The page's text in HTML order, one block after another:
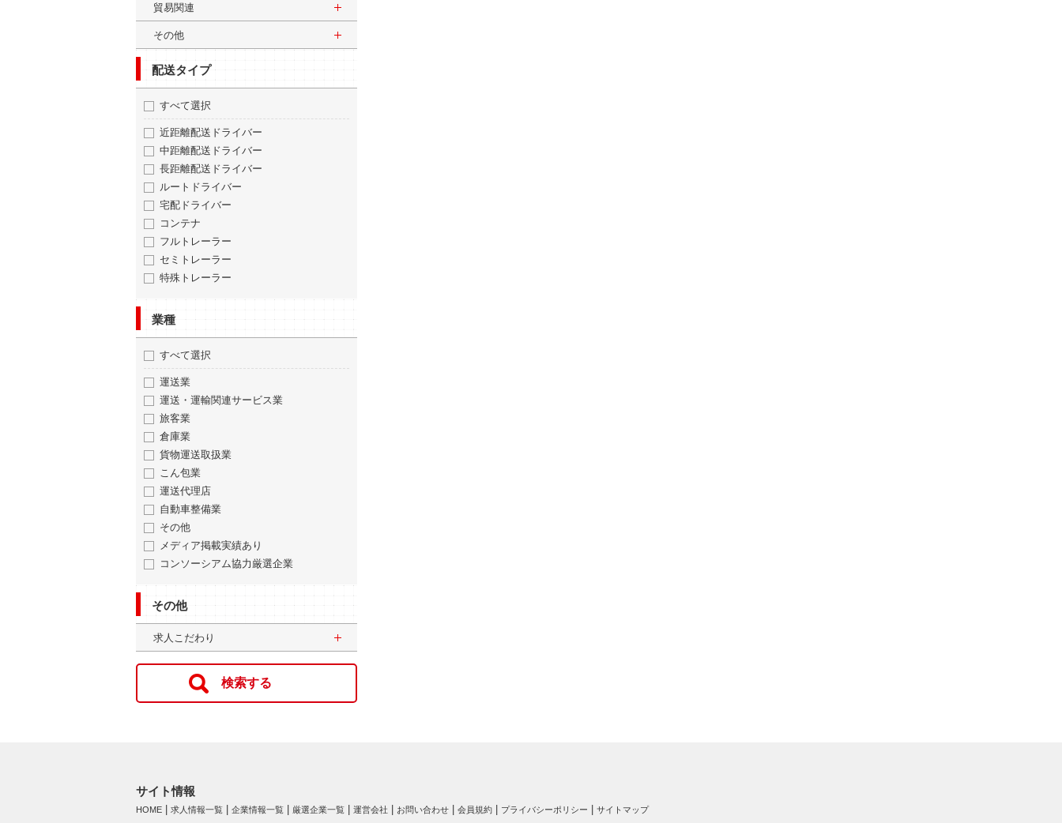
貿易関連
その他
配送タイプ
すべて選択
近距離配送ドライバー
中距離配送ドライバー
長距離配送ドライバー
ルートドライバー
宅配ドライバー
コンテナ
フルトレーラー
セミトレーラー
特殊トレーラー
業種
すべて選択
運送業
運送・運輸関連サービス業
旅客業
倉庫業
貨物運送取扱業
こん包業
運送代理店
自動車整備業
その他
メディア掲載実績あり
コンソーシアム協力厳選企業
その他
求人こだわり
サイト情報
HOME 求人情報一覧 企業情報一覧 厳選企業一覧 運営会社 お問い合わせ 会員規約 プライバシーポリシー サイトマップ